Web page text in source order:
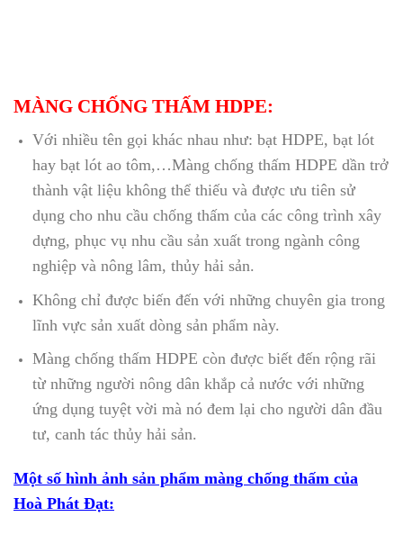
MÀNG CHỐNG THẤM HDPE:
Với nhiều tên gọi khác nhau như: bạt HDPE, bạt lót
hay bạt lót ao tôm,…Màng chống thấm HDPE dần trở
thành vật liệu không thể thiếu và được ưu tiên sử
dụng cho nhu cầu chống thấm của các công trình xây
dựng, phục vụ nhu cầu sản xuất trong ngành công
nghiệp và nông lâm, thủy hải sản.
Không chỉ được biến đến với những chuyên gia trong
lĩnh vực sản xuất dòng sản phẩm này.
Màng chống thấm HDPE còn được biết đến rộng rãi
từ những người nông dân khắp cả nước với những
ứng dụng tuyệt vời mà nó đem lại cho người dân đầu
tư, canh tác thủy hải sản.
Một số hình ảnh sản phẩm màng chống thấm của
Hoà Phát Đạt: